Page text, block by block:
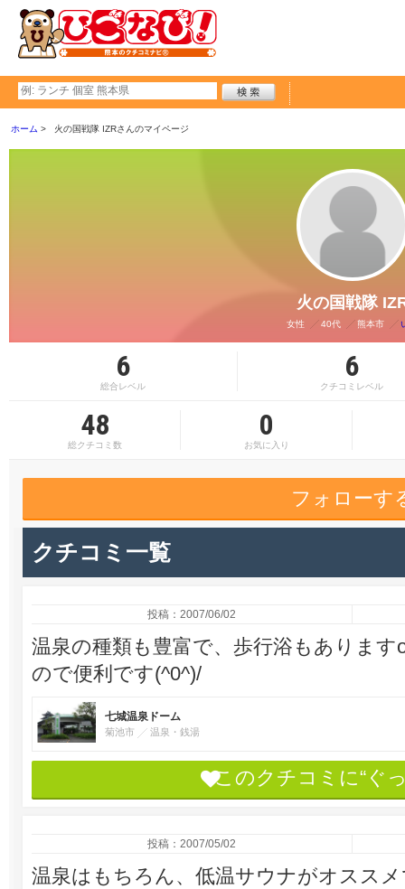
ホーム 火の国戦隊 IZRさんのマイページ
火の国戦隊
女性 40代 熊本市
6
総合レベル
6
クチコミレベル
48
総クチコミ数
0
お気に入り
フォローす
クチコミ一覧
投稿：2007/06/02
温泉の種類も豊富で、歩行浴もありま
ので便利です(^0^)/
七城温泉ドーム
菊池市 温泉・銭湯
このクチコミに“ぐ
投稿：2007/05/02
温泉はもちろん、低温サウナがオスス